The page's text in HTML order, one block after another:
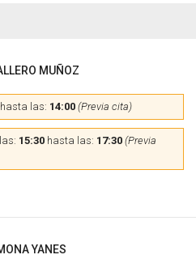
MUÑOZ
hasta las: 14:00 (Previa cita)
15:30 hasta las: 17:30 (Previa
YANES